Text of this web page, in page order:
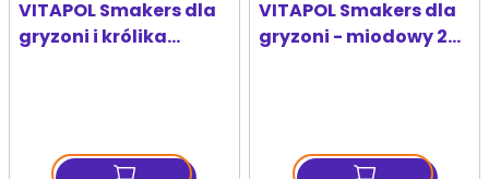
VITAPOL Smakers dla
gryzoni i królika
VITAPOL Smakers dla
gryzoni - miodowy 2